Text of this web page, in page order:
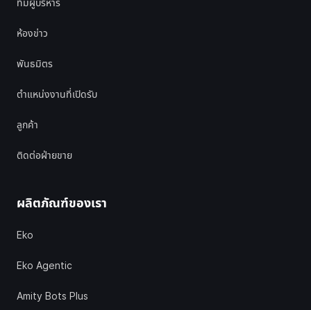
ทีมผู้บริหาร
ห้องข่าว
พันธมิตร
ตำแหน่งงานที่เปิดรับ
ลูกค้า
ติดต่อฝ่ายขาย
ผลิตภัณฑ์ของเรา
Eko
Eko Agentic
Amity Bots Plus